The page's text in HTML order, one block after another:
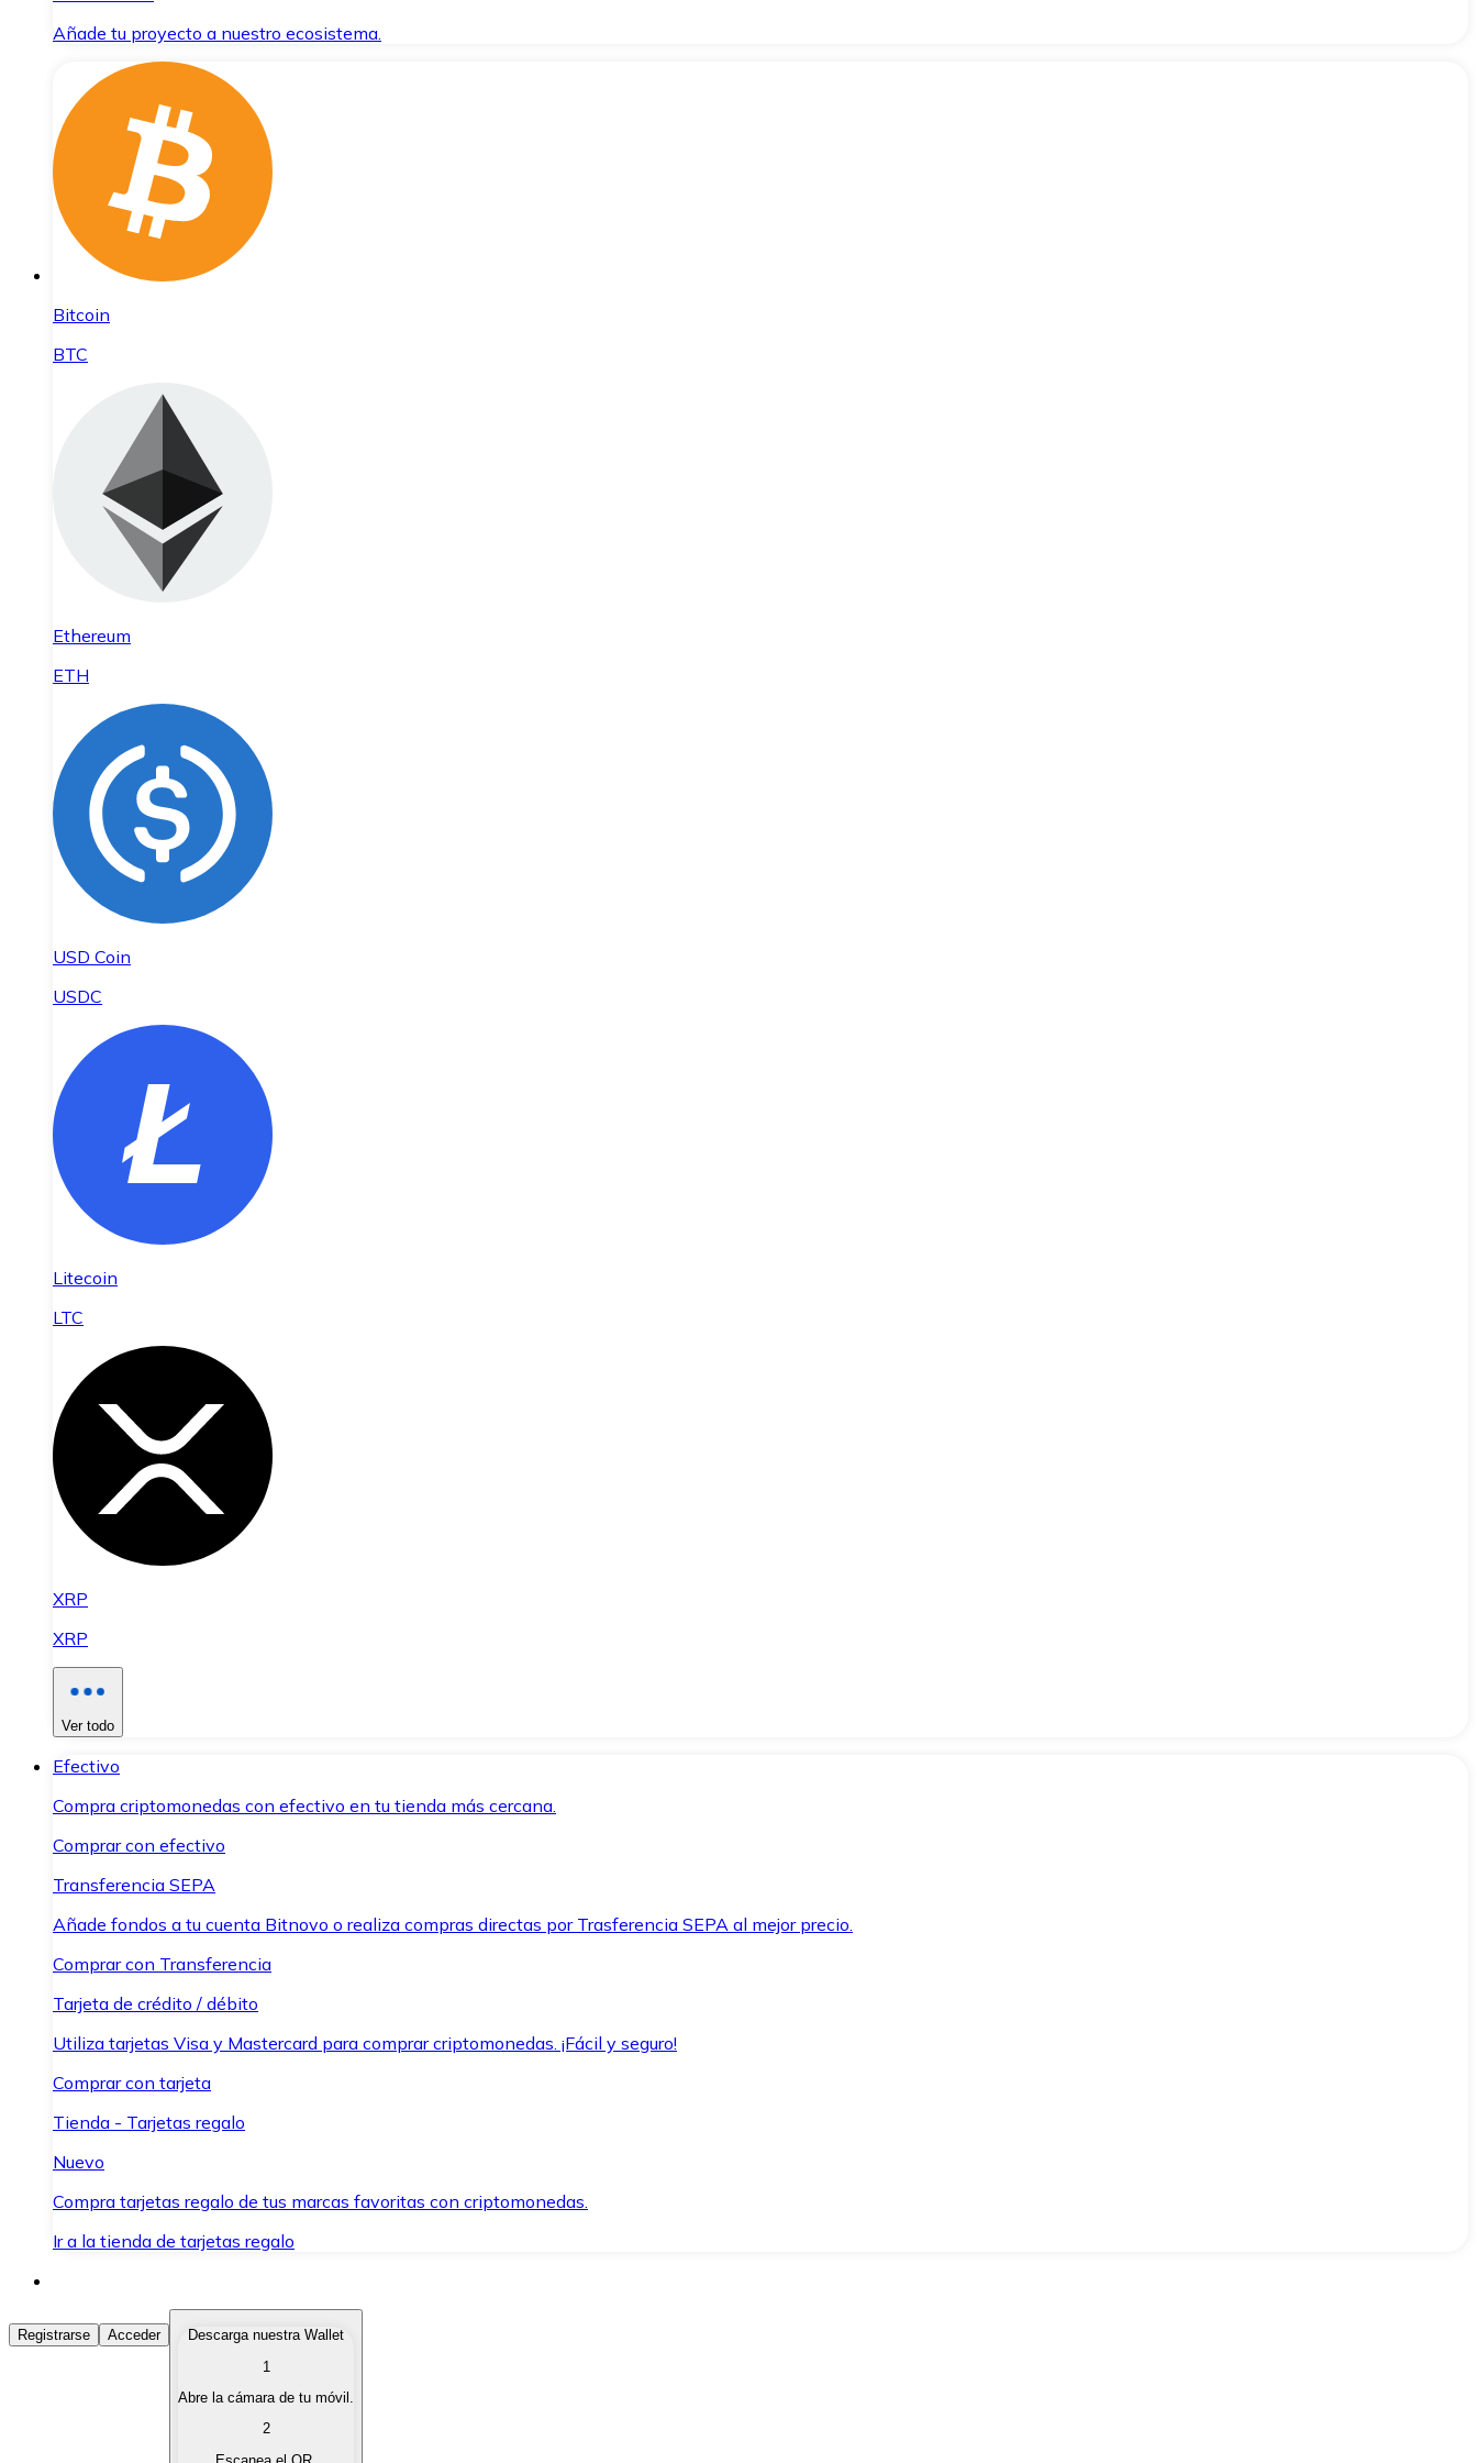
Añade tu proyecto a nuestro ecosistema.
Bitcoin
BTC
Ethereum
ETH
USD Coin
USDC
Litecoin
LTC
XRP
XRP
Ver todo
Efectivo
Compra criptomonedas con efectivo en tu tienda más cercana.
Comprar con efectivo
Transferencia SEPA
Añade fondos a tu cuenta Bitnovo o realiza compras directas por Trasferencia SEPA al mejor precio.
Comprar con Transferencia
Tarjeta de crédito / débito
Utiliza tarjetas Visa y Mastercard para comprar criptomonedas. ¡Fácil y seguro!
Comprar con tarjeta
Tienda - Tarjetas regalo
Nuevo
Compra tarjetas regalo de tus marcas favoritas con criptomonedas.
Ir a la tienda de tarjetas regalo
Comprar Criptomonedas
Compra criptomonedas con diferentes métodos de pago.
Vende tus criptomonedas de forma rápida y segura.
Registrarse Acceder
Descarga nuestra Wallet
1
Abre la cámara de tu móvil.
2